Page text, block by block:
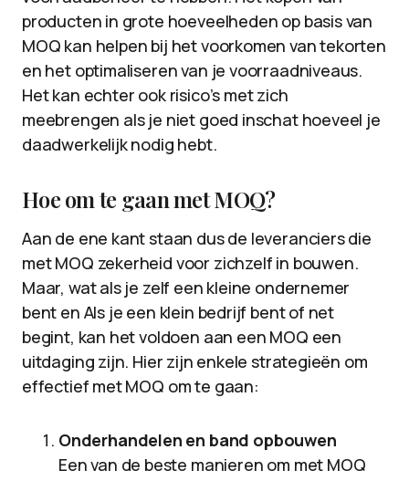
producten in grote hoeveelheden op basis van
MOQ kan helpen bij het voorkomen van tekorten
en het optimaliseren van je voorraadniveaus.
Het kan echter ook risico’s met zich
meebrengen als je niet goed inschat hoeveel je
daadwerkelijk nodig hebt.
Hoe om te gaan met MOQ?
Aan de ene kant staan dus de leveranciers die
met MOQ zekerheid voor zichzelf in bouwen.
Maar, wat als je zelf een kleine ondernemer
bent en Als je een klein bedrijf bent of net
begint, kan het voldoen aan een MOQ een
uitdaging zijn. Hier zijn enkele strategieën om
effectief met MOQ om te gaan:
Onderhandelen en band opbouwen
Een van de beste manieren om met MOQ